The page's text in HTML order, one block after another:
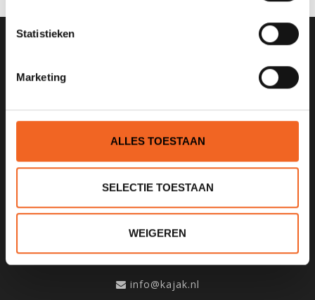
Statistieken
Marketing
ALLES TOESTAAN
SELECTIE TOESTAAN
WEIGEREN
KANOCENTRUM ARJAN BLOEM
Poelweg 1B
1531MD
Wormer
075 621 8805
info@kajak.nl